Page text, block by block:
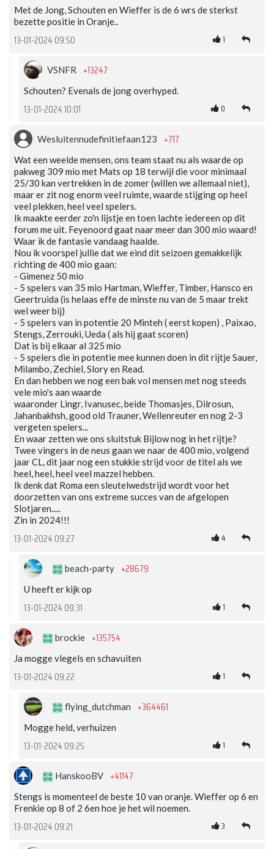
Met de Jong, Schouten en Wieffer is de 6 wrs de sterkst
bezette positie in Oranje..
13-01-2024 09:50 1
VSNFR +13247
Schouten? Evenals de jong overhyped.
13-01-2024 10:01 0
Wesluitennudefinitiefaan123 +717
Wat een weelde mensen, ons team staat nu als waarde op
pakweg 309 mio met Mats op 18 terwijl die voor minimaal
25/30 kan vertrekken in de zomer (willen we allemaal niet),
maar er zit nog enorm veel ruimte, waarde stijging op heel
veel plekken, heel veel spelers.
Ik maakte eerder zo'n lijstje en toen lachte iedereen op dit
forum me uit. Feyenoord gaat naar meer dan 300 mio waard!
Waar ik de fantasie vandaag haalde.
Nou ik voorspel jullie dat we eind dit seizoen gemakkelijk
richting de 400 mio gaan:
- Gimenez 50 mio
- 5 spelers van 35 mio Hartman, Wieffer, Timber, Hansco en
Geertruida (is helaas effe de minste nu van de 5 maar trekt
wel weer bij)
- 5 spelers van in potentie 20 Minteh ( eerst kopen) , Paixao,
Stengs, Zerrouki, Ueda ( als hij gaat scoren)
Dat is bij elkaar al 325 mio
- 5 spelers die in potentie mee kunnen doen in dit rijtje Sauer,
Milambo, Zechiel, Slory en Read.
En dan hebben we nog een bak vol mensen met nog steeds
vele mio's aan waarde
waaronder Lingr, Ivanusec, beide Thomasjes, Dilrosun,
Jahanbakhsh, good old Trauner, Wellenreuter en nog 2-3
vergeten spelers...
En waar zetten we ons sluitstuk Bijlow nog in het rijtje?
Twee vingers in de neus gaan we naar de 400 mio, volgend
jaar CL, dit jaar nog een stukkie strijd voor de titel als we
heel, heel, heel veel mazzel hebben.
Ik denk dat Roma een sleutelwedstrijd wordt voor het
doorzetten van ons extreme succes van de afgelopen
Slotjaren.....
Zin in 2024!!!
13-01-2024 09:27 4
beach-party +28679
U heeft er kijk op
13-01-2024 09:31 1
brockie +135754
Ja mogge vlegels en schavuiten
13-01-2024 09:22 1
flying_dutchman +364461
Mogge held, verhuizen
13-01-2024 09:25 1
HanskooBV +41147
Stengs is momenteel de beste 10 van oranje. Wieffer op 6 en
Frenkie op 8 of 2 6en hoe je het wil noemen.
13-01-2024 09:21 3